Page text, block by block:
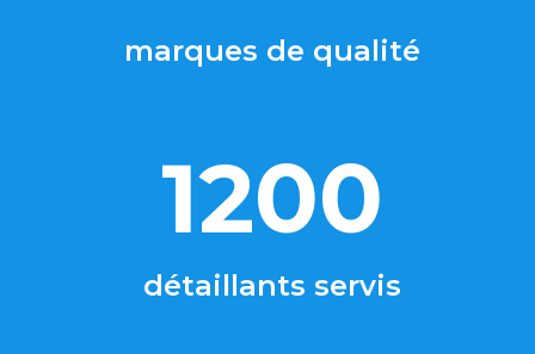
marques de qualité
1200
détaillants servis